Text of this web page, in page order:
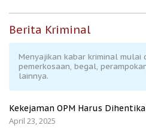
Berita Kriminal
Menyajikan kabar kriminal mulai
pemerkosaan, begal,
lainnya.
Kekejaman OPM Harus
April 23, 2025